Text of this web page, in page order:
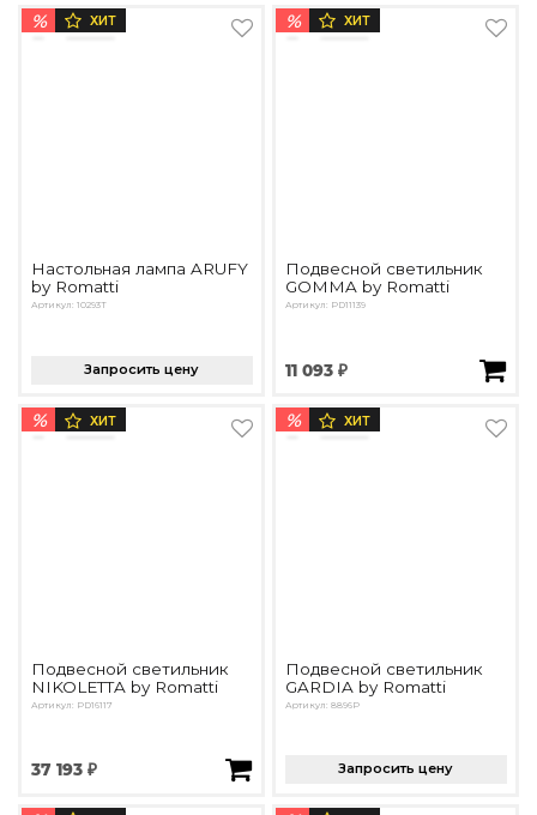
% ХИТ
Настольная лампа ARUFY
by Romatti
Артикул: 10293T
Запросить цену
% ХИТ
Подвесной светильник
GOMMA by Romatti
Артикул: PD11139
11 093 ₽
% ХИТ
Подвесной светильник
NIKOLETTA by Romatti
Артикул: PD16117
37 193 ₽
% ХИТ
Подвесной светильник
GARDIA by Romatti
Артикул: 8896P
Запросить цену